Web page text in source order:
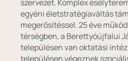
szervezet. Komplex
egyéni életstratégiaváltás
megerősítéssel. 25 éve
térségben, a Berettyóújfalui
településen van oktatási
településen végeznek